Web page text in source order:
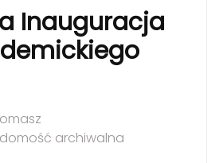
Inauguracja
archiwalna